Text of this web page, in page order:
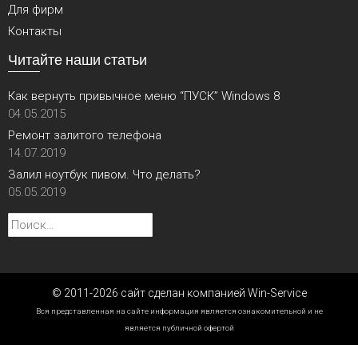
Для фирм
Контакты
Читайте наши статьи
Как вернуть привычное меню “ПУСК” Windows 8
04.05.2015
Ремонт залитого телефона
14.07.2019
Залил ноутбук пивом. Что делать?
05.05.2019
Найти:
© 2011-2026 сайт сделан компанией Win-Service
Вся представленная на сайте информация является ознакомительной и не
является публичной офертой